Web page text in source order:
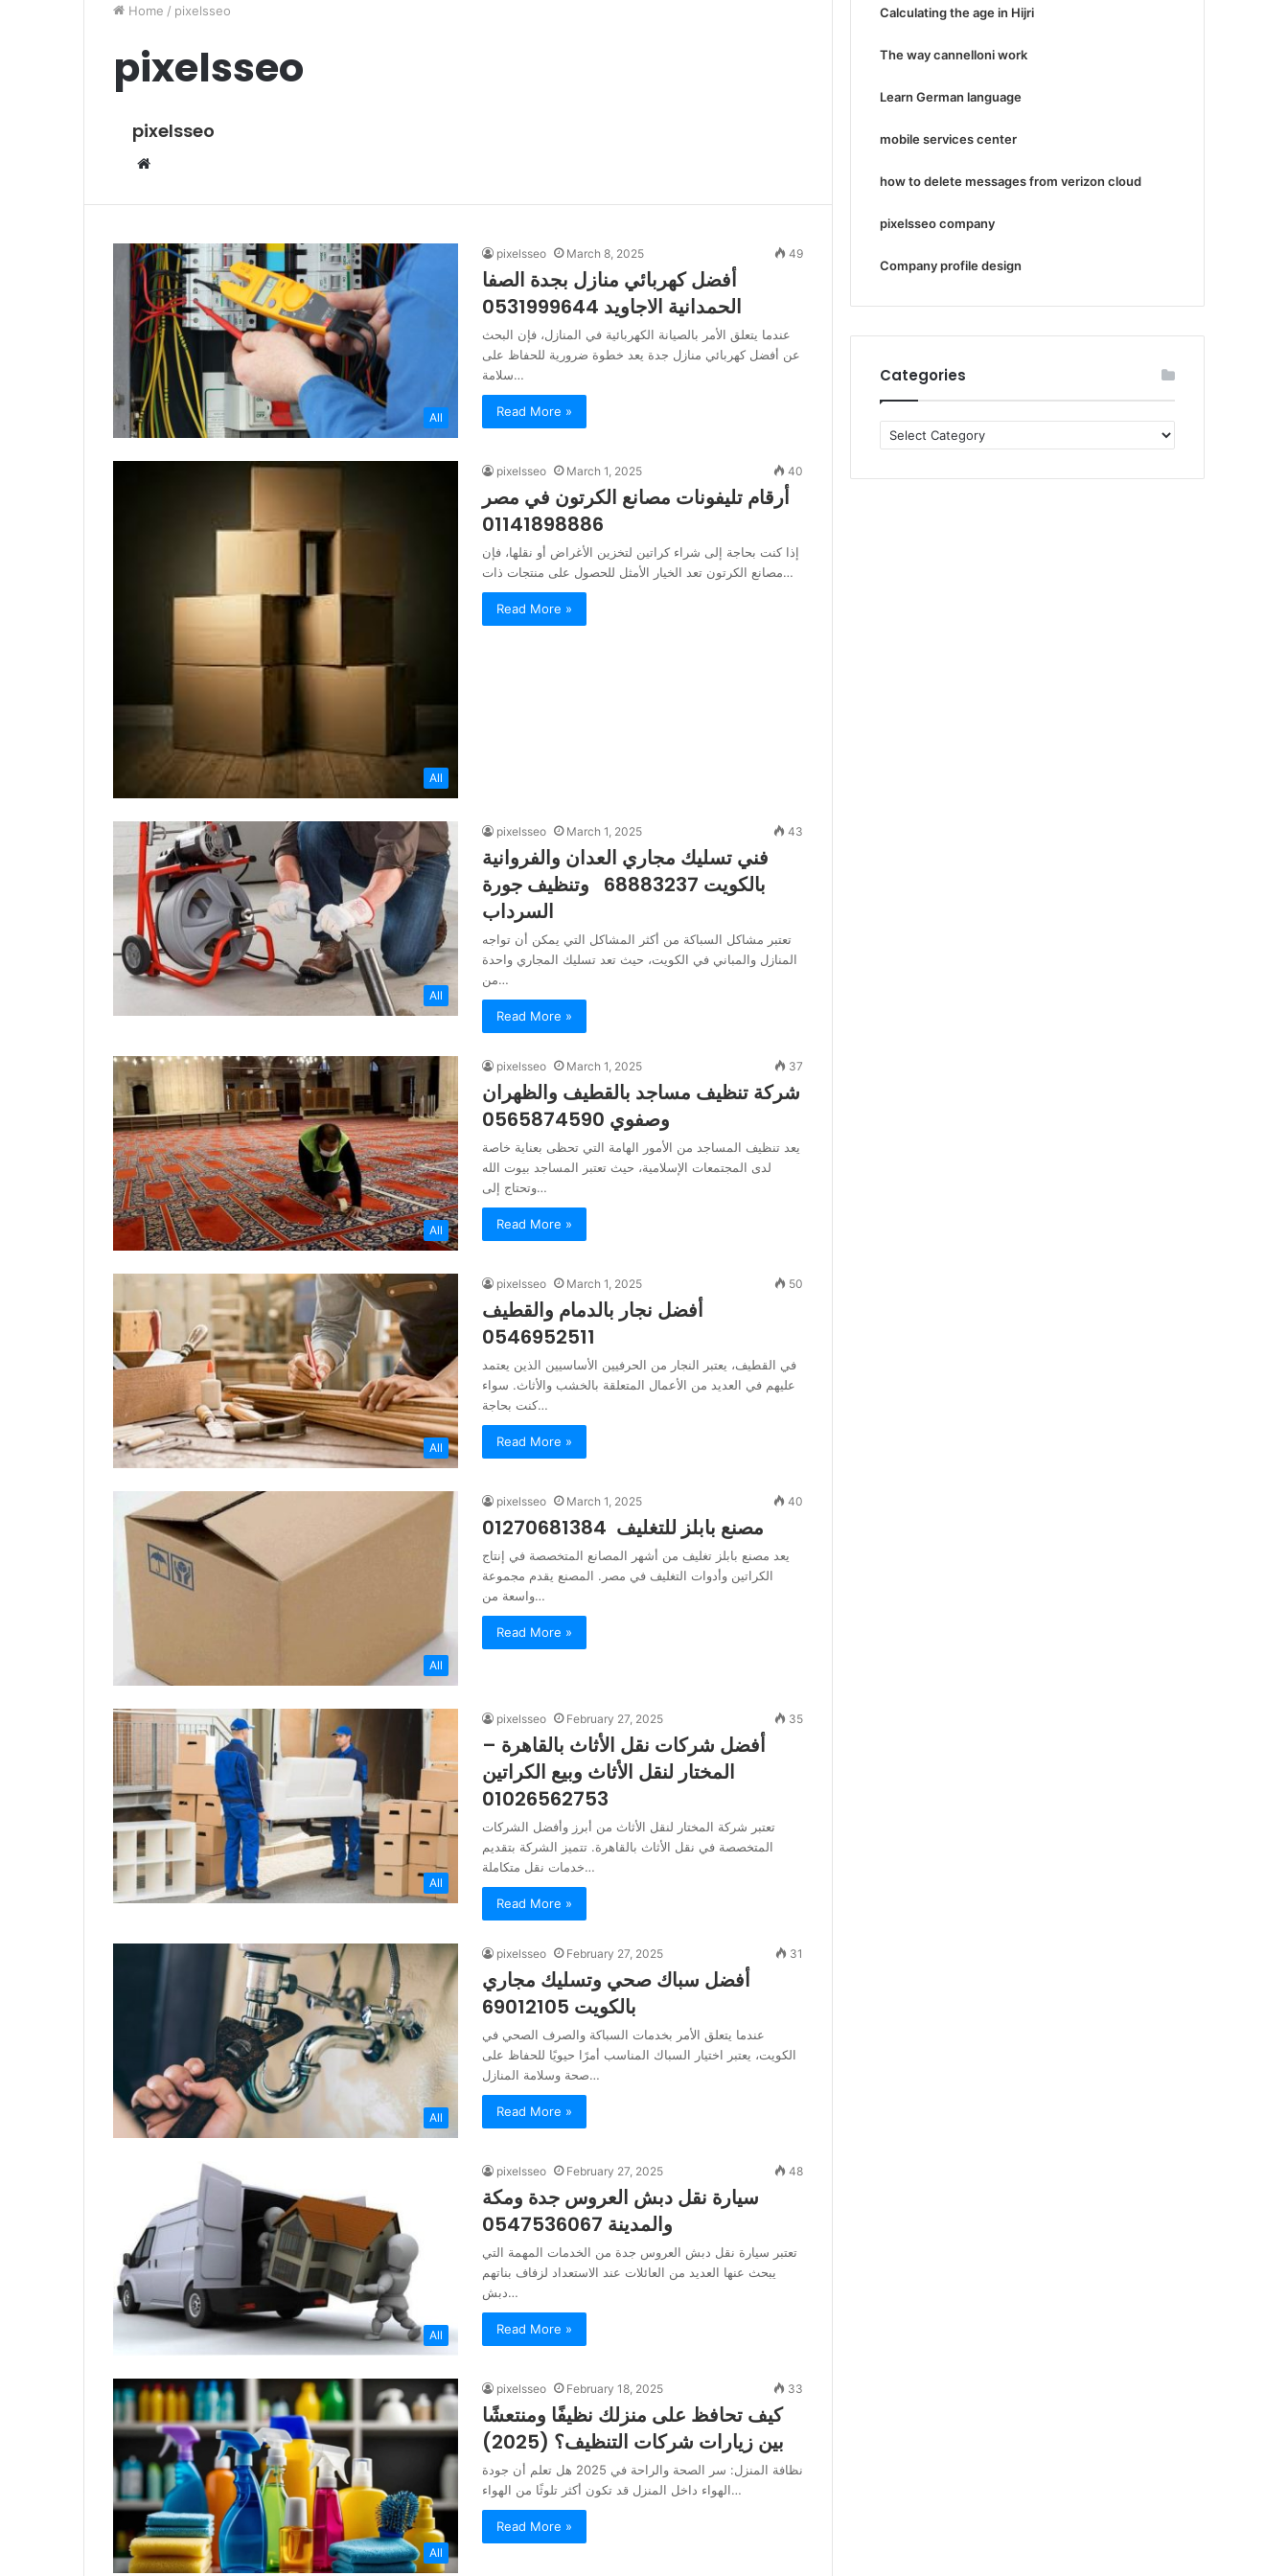
Home / pixelsseo
pixelsseo
pixelsseo
Website
All
pixelsseo March 8, 2025 49
أفضل كهربائي منازل بجدة الصفا
الحمدانية الاجاويد 0531999644
عندما يتعلق الأمر بالصيانة الكهربائية في المنازل، فإن البحث
عن أفضل كهربائي منازل جدة يعد خطوة ضرورية للحفاظ على
سلامة…
Read More »
All
pixelsseo March 1, 2025 40
أرقام تليفونات مصانع الكرتون في مصر
01141898886
إذا كنت بحاجة إلى شراء كراتين لتخزين الأغراض أو نقلها، فإن
مصانع الكرتون تعد الخيار الأمثل للحصول على منتجات ذات…
Read More »
All
pixelsseo March 1, 2025 43
فني تسليك مجاري العدان والفروانية
بالكويت 68883237 وتنظيف جورة
السرداب
تعتبر مشاكل السباكة من أكثر المشاكل التي يمكن أن تواجه
المنازل والمباني في الكويت، حيث تعد تسليك المجاري واحدة
من…
Read More »
All
pixelsseo March 1, 2025 37
شركة تنظيف مساجد بالقطيف والظهران
وصفوي 0565874590
يعد تنظيف المساجد من الأمور الهامة التي تحظى بعناية خاصة
لدى المجتمعات الإسلامية، حيث تعتبر المساجد بيوت الله
وتحتاج إلى…
Read More »
All
pixelsseo March 1, 2025 50
أفضل نجار بالدمام والقطيف
0546952511
في القطيف، يعتبر النجار من الحرفيين الأساسيين الذين يعتمد
عليهم في العديد من الأعمال المتعلقة بالخشب والأثاث. سواء
كنت بحاجة…
Read More »
All
pixelsseo March 1, 2025 40
مصنع بابلز للتغليف 01270681384
يعد مصنع بابلز تغليف من أشهر المصانع المتخصصة في إنتاج
الكراتين وأدوات التغليف في مصر. المصنع يقدم مجموعة
واسعة من…
Read More »
All
pixelsseo February 27, 2025 35
أفضل شركات نقل الأثاث بالقاهرة –
المختار لنقل الأثاث وبيع الكراتين
01026562753
تعتبر شركة المختار لنقل الأثاث من أبرز وأفضل الشركات
المتخصصة في نقل الأثاث بالقاهرة. تتميز الشركة بتقديم
خدمات نقل متكاملة…
Read More »
All
pixelsseo February 27, 2025 31
أفضل سباك صحي وتسليك مجاري
بالكويت 69012105
عندما يتعلق الأمر بخدمات السباكة والصرف الصحي في
الكويت، يعتبر اختيار السباك المناسب أمرًا حيويًا للحفاظ على
صحة وسلامة المنازل…
Read More »
All
pixelsseo February 27, 2025 48
سيارة نقل دبش العروس جدة ومكة
والمدينة 0547536067
تعتبر سيارة نقل دبش العروس جدة من الخدمات المهمة التي
يبحث عنها العديد من العائلات عند الاستعداد لزفاف بناتهم
دبش…
Read More »
All
pixelsseo February 18, 2025 33
كيف تحافظ على منزلك نظيفًا ومنتعشًا
بين زيارات شركات التنظيف؟ (2025)
نظافة المنزل: سر الصحة والراحة في 2025 هل تعلم أن جودة
الهواء داخل المنزل قد تكون أكثر تلوثًا من الهواء…
Read More »
Calculating the age in Hijri
The way cannelloni work
Learn German language
mobile services center
how to delete messages from verizon cloud
pixelsseo company
Company profile design
Categories
Categories